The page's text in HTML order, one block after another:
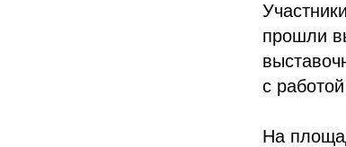
прошли
с
На